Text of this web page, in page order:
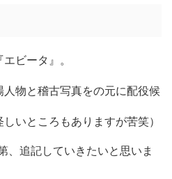
ビータ』。
物と稽古写真をの元に配役候
いところもありますが苦笑）
、追記していきたいと思いま